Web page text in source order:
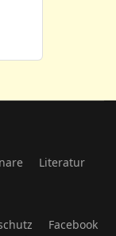
Literatur
Facebook